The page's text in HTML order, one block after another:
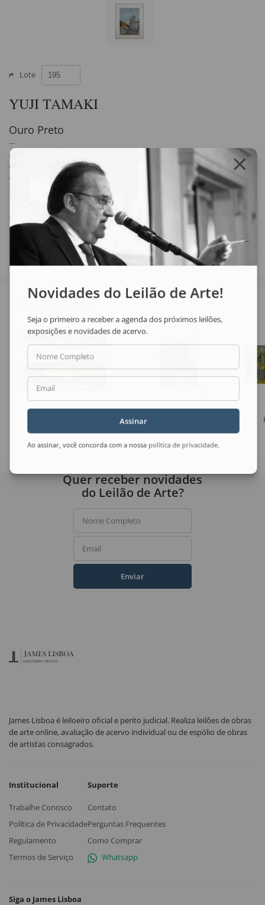
Lote
YUJI TAMAKI
Ouro Preto
80 x 60 cm
óleo sobre tela
assinatura inf. esq.
Compartilhar
Veja também
Marcelo Grassmann
Novidades do Leilão de Arte!
Seja o primeiro a receber a agenda dos próximos leilões,
exposições e novidades de acervo.
Nome Completo
Email
Assinar
Ao assinar, você concorda com a nossa política de privacidade.
Quer receber novidades
do Leilão de Arte?
Nome Completo
Email
Enviar
James Lisboa é leiloeiro oficial e perito judicial. Realiza leilões de obras
de arte online, avaliação de acervo individual ou de espólio de obras
de artistas consagrados.
Institucional
Trabalhe Conosco
Política de Privacidade
Regulamento
Termos de Serviço
Suporte
Contato
Perguntas Frequentes
Como Comprar
Whatsapp
Siga o James Lisboa